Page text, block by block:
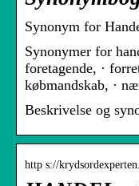
Synonym for
Synonymer for
foretagende, ·
købmandskab, ·
Beskrivelse og
http s://